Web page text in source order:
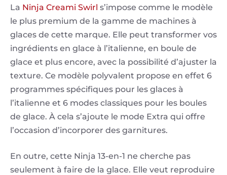
La Ninja Creami Swirl s’impose comme le modèle
le plus premium de la gamme de machines à
glaces de cette marque. Elle peut transformer vos
ingrédients en glace à l’italienne, en boule de
glace et plus encore, avec la possibilité d’ajuster la
texture. Ce modèle polyvalent propose en effet 6
programmes spécifiques pour les glaces à
l’italienne et 6 modes classiques pour les boules
de glace. À cela s’ajoute le mode Extra qui offre
l’occasion d’incorporer des garnitures.
En outre, cette Ninja 13-en-1 ne cherche pas
seulement à faire de la glace. Elle veut reproduire